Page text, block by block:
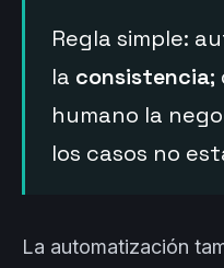
Regla simple:
la consistencia;
humano la
los casos no
La automatización